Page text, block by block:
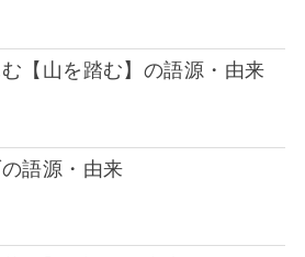
【山を踏む】の語源・由来
語源・由来